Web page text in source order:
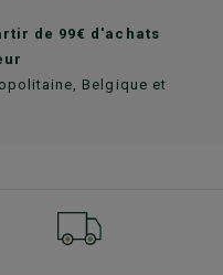
de 99€ d'achats
Belgique et